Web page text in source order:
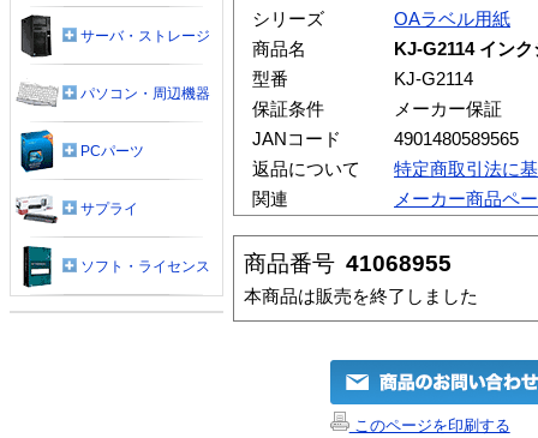
シリーズ
OAラベル用紙
商品名
KJ-G2114 イン
型番
KJ-G2114
保証条件
メーカー保証
JANコード
4901480589565
返品について
特定商取引法に
関連
メーカー商品ペ
商品番号 41068955
本商品は販売を終了しました
このページを印刷する
サーバ・ストレージ
パソコン・周辺機器
PCパーツ
サプライ
ソフト・ライセンス